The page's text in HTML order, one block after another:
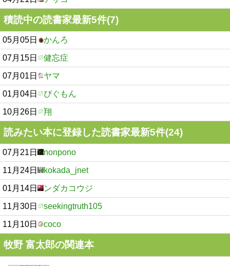
積読中の読書家最新5件(7)
05月05日 かんろ
07月15日 健忘症
07月01日 ヤマ
01月04日 ぴぐもん
10月26日 翔
読みたい本に登録した読書家最新5件(24)
07月21日 nonpono
11月24日 kokada_jnet
01月14日 ンダカコウジ
11月30日 seekingtruth105
11月10日 coco
牧野 富太郎の関連本